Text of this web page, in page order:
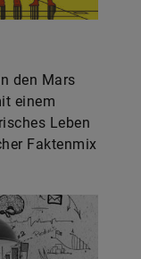
den Mars
einem
Leben
Faktenmix